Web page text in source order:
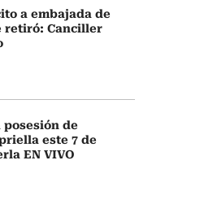
a embajada de
retiró: Canciller
posesión de
este 7 de
EN VIVO